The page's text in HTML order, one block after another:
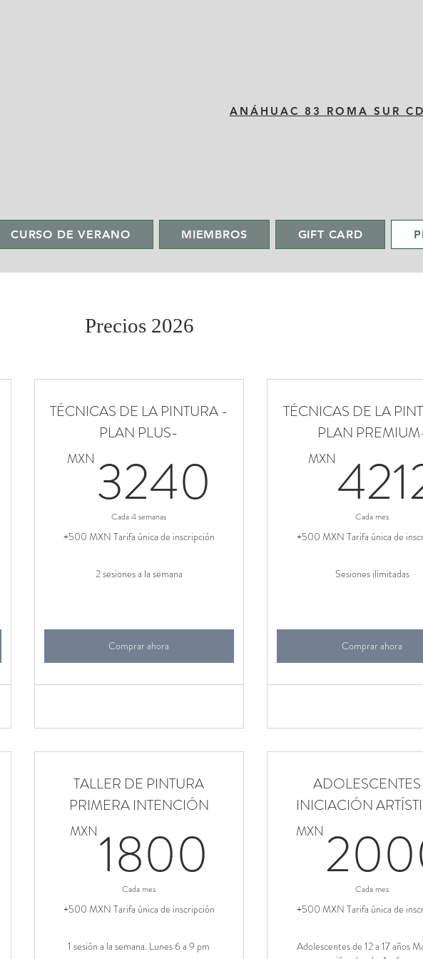
​ANÁHUAC 83 ROMA SUR
CURSO DE VERANO MIEMBROS GIFT CARD
Precios 2026
2160MXN
TÉCNICAS DE LA PINTURA -
PLAN PLUS-
MXN 3240
Cada 4 semanas
+500 MXN Tarifa única de inscripción
2 sesiones a la semana
Comprar ahora
TÉCNICAS DE LA
PLAN
MXN
Cada mes
+500 MXN Tarifa única de
Sesiones ilimitadas
Comprar ahora
1500MXN
TALLER DE PINTURA
PRIMERA INTENCIÓN
MXN1800
Cada mes
+500 MXN Tarifa única de inscripción
1 sesión a la semana. Lunes 6 a 9 pm
INICIACIÓN
MXN
Cada mes
+500 MXN Tarifa única de
Adolescentes de 12 a 17 años